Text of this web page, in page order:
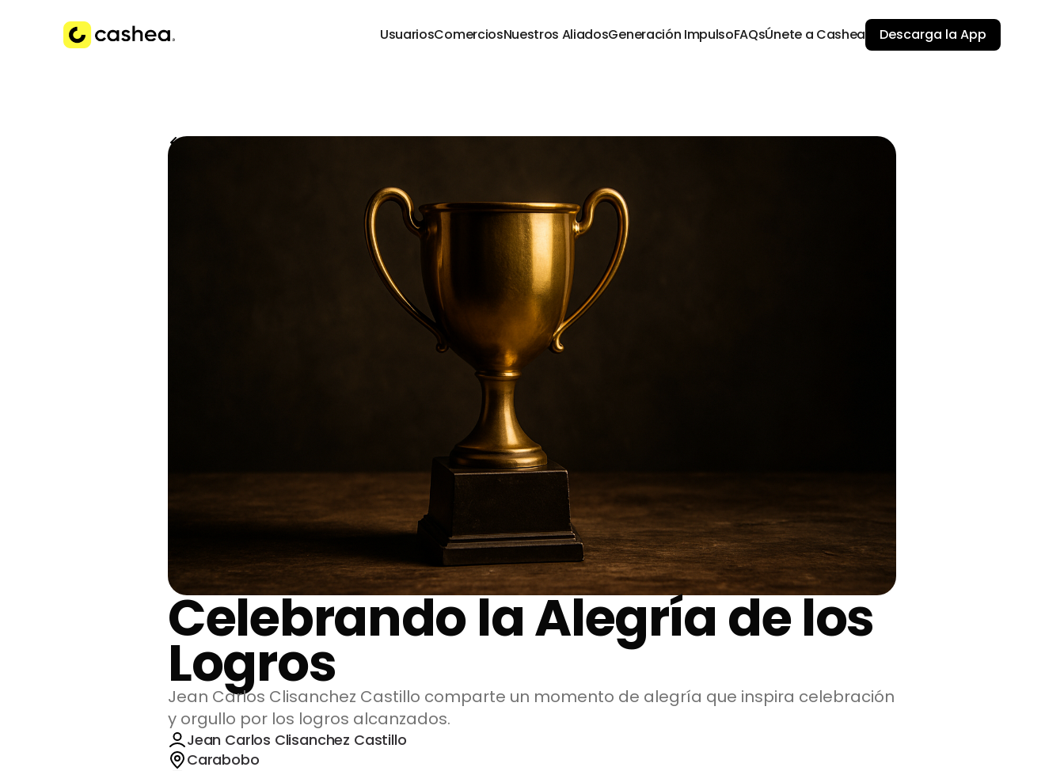
UsuariosComerciosNuestros AliadosGeneración ImpulsoFAQsÚnete a Cashea Descarga la App
Volver a Historias
Celebrando la Alegría de los
Logros
Jean Carlos Clisanchez Castillo comparte un momento de alegría que inspira celebración
y orgullo por los logros alcanzados.
Jean Carlos Clisanchez Castillo
Carabobo